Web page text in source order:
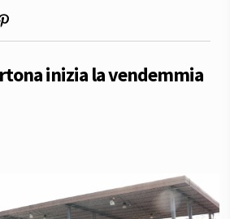
inizia la vendemmia